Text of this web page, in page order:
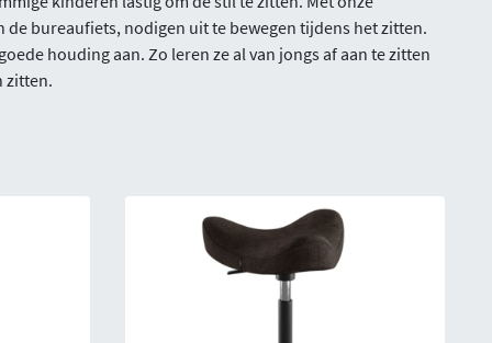
bureaufiets, nodigen uit te bewegen tijdens het zitten.
houding aan. Zo leren ze al van jongs af aan te zitten
zitten.